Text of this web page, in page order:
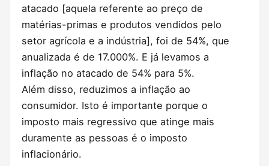
atacado [aquela referente ao preço de
matérias-primas e produtos vendidos pelo
setor agrícola e a indústria], foi de 54%, que
anualizada é de 17.000%. E já levamos a
inflação no atacado de 54% para 5%.
Além disso, reduzimos a inflação ao
consumidor. Isto é importante porque o
imposto mais regressivo que atinge mais
duramente as pessoas é o imposto
inflacionário.